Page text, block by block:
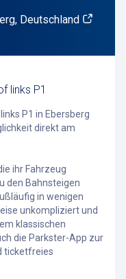
Deutschland
links P1
P1 in Ebersberg
direkt am
ihr Fahrzeug
den Bahnsteigen
in wenigen
unkompliziert und
klassischen
die Parkster-App zur
ticketfreies